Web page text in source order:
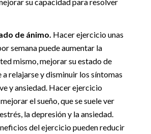
de ánimo. Hacer ejercicio unas
semana puede aumentar la
mismo, mejorar su estado de
a relajarse y disminuir los síntomas
y ansiedad. Hacer ejercicio
el sueño, que se suele ver
la depresión y la ansiedad.
del ejercicio pueden reducir